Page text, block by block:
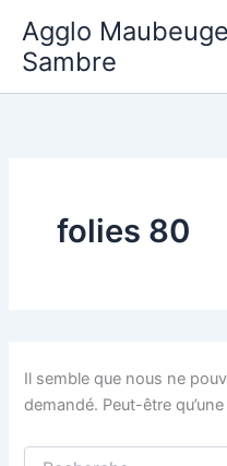
contenu
Agglo
Sambre
folies 80
Il semble que nous ne
demandé. Peut-être
Rechercher :